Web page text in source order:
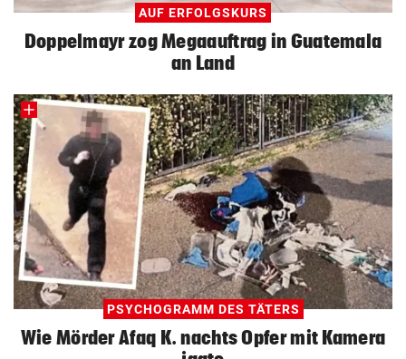
AUF ERFOLGSKURS
Doppelmayr zog Megaauftrag in Guatemala
an Land
PSYCHOGRAMM DES TÄTERS
Wie Mörder Afaq K. nachts Opfer mit Kamera